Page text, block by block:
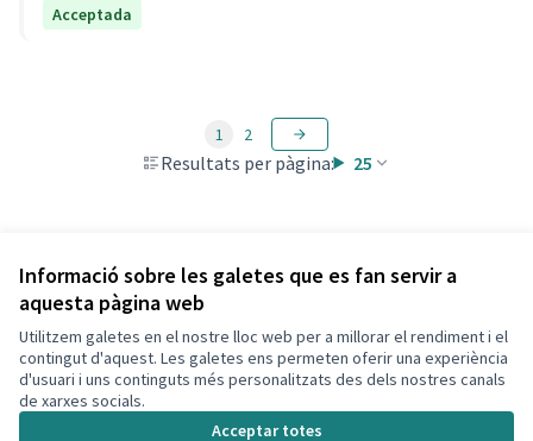
Informació sobre les galetes que es fan servir a
aquesta pàgina web
Utilitzem galetes en el nostre lloc web per a millorar el rendiment i el
contingut d'aquest. Les galetes ens permeten oferir una experiència
d'usuari i uns continguts més personalitzats des dels nostres canals
de xarxes socials.
Acceptar totes
Acceptada
Resultats per pàgina: 25
1 2
Veure totes les propostes retirades
Termes i condicions d'ús
Configuració de les galetes
Decidim Calafell a X
(Enllaç extern)
Decidim Calafell a Facebook
Decidim Calafell a YouTube
Decidim Calafell a GitHub
(Enllaç extern)